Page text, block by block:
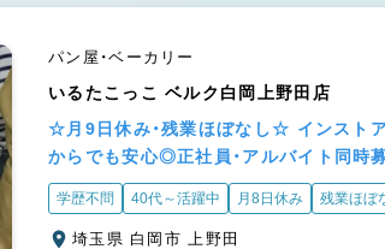
パン屋・ベーカリー
いるたこっこ ベルク白岡上野田店
☆月9日休み・残業ほぼなし☆ インスト
からでも安心◎正社員・アルバイト同時
学歴不問 40代～活躍中 月8日休み 残業ほぼ
埼玉県 白岡市 上野田